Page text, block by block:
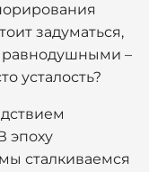
задуматься,
равнодушными –
усталость?
эпоху
сталкиваемся